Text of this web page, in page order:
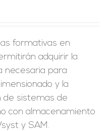
formativas en
adquirir la
necesaria para
y la
de sistemas de
con almacenamiento
y SAM.